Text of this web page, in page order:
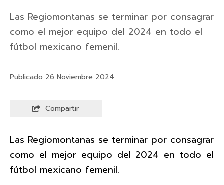
Las Regiomontanas se terminar por consagrar
como el mejor equipo del 2024 en todo el
fútbol mexicano femenil.
Publicado 26 Noviembre 2024
Compartir
Las Regiomontanas se terminar por consagrar
como el mejor equipo del 2024 en todo el
fútbol mexicano femenil.